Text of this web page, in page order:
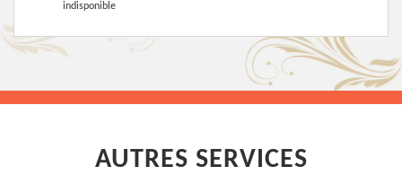
indisponible
AUTRES SERVICES